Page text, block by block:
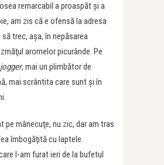
remarcabil a proaspăt şi a
am zis că e ofensă la adresa
trec, aşa, în nepăsarea
aromelor picurânde. Pe
jogger, mai un plimbător de
mai scrântita care sunt şi în
pe mânecuţe, nu zic, dar am tras
îmbogăţită cu laptele
l-am furat ieri de la bufetul